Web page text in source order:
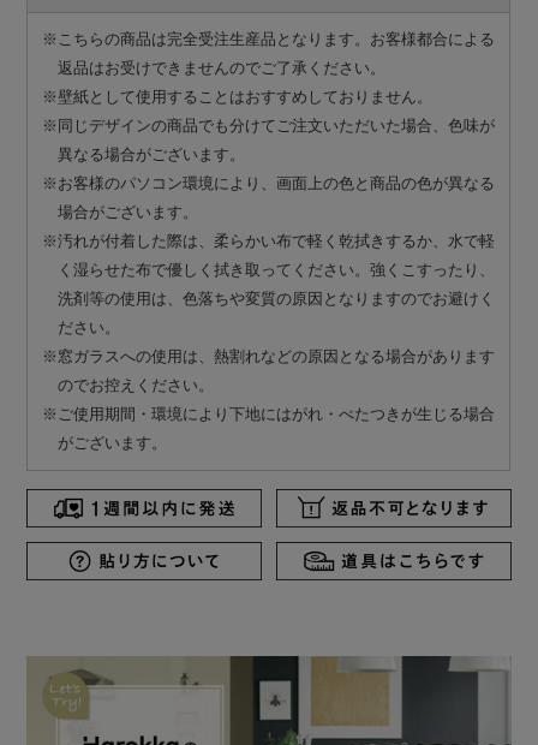
※こちらの商品は完全受注生産品となります。お客様都合による
返品はお受けできませんのでご了承ください。
※壁紙として使用することはおすすめしておりません。
※同じデザインの商品でも分けてご注文いただいた場合、色味が
異なる場合がございます。
※お客様のパソコン環境により、画面上の色と商品の色が異なる
場合がございます。
※汚れが付着した際は、柔らかい布で軽く乾拭きするか、水で軽
く湿らせた布で優しく拭き取ってください。強くこすったり、
洗剤等の使用は、色落ちや変質の原因となりますのでお避けく
ださい。
※窓ガラスへの使用は、熱割れなどの原因となる場合があります
のでお控えください。
※ご使用期間・環境により下地にはがれ・べたつきが生じる場合
がございます。